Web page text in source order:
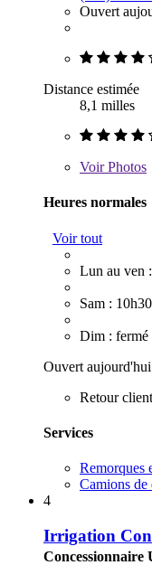
Ouvert
Distance estimée
8,1 milles
VoirPhotos
Heures normales
Voir tout
Lun au ven
Sam :
Dim : fermé
Ouvert
Retour
Services
Remorques
Camions de
4
Irrigation
Concessionnaire